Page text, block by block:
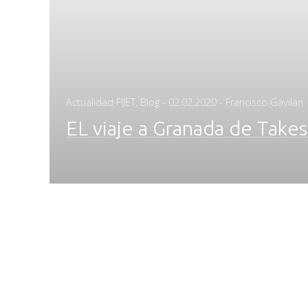
Actualidad FIJET, Blog - Posted
02.02.2020 - Francisco Gavilan
EL viaje a Granada de